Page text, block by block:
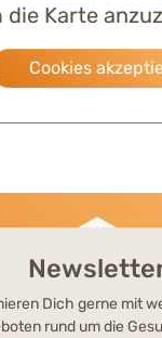
die Karte
Cookies
Dich gerne mit
rund um die